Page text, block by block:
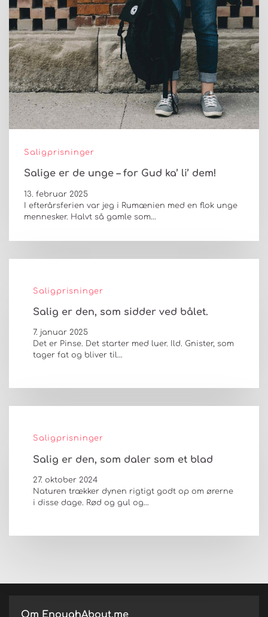
Saligprisninger
Salige er de unge – for Gud ka’ li’ dem!
13. februar 2025
I efterårsferien var jeg i Rumænien med en flok unge
mennesker. Halvt så gamle som…
Saligprisninger
Salig er den, som sidder ved bålet.
7. januar 2025
Det er Pinse. Det starter med luer. Ild. Gnister, som
tager fat og bliver til…
Saligprisninger
Salig er den, som daler som et blad
27. oktober 2024
Naturen trækker dynen rigtigt godt op om ørerne
i disse dage. Rød og gul og…
Om EnoughAbout.me